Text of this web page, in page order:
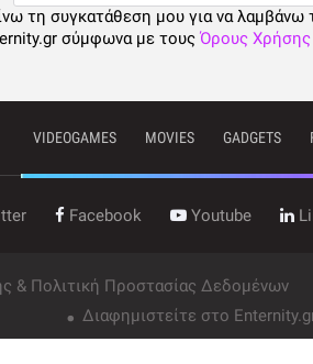
τη συγκατάθεση μου για να λαμβάνω
σύμφωνα με τους Όρους Χρήσης
VIDEOGAMES MOVIES GADGETS
Facebook Youtube
& Πολιτική Προστασίας Δεδομένων
Διαφημιστείτε στο